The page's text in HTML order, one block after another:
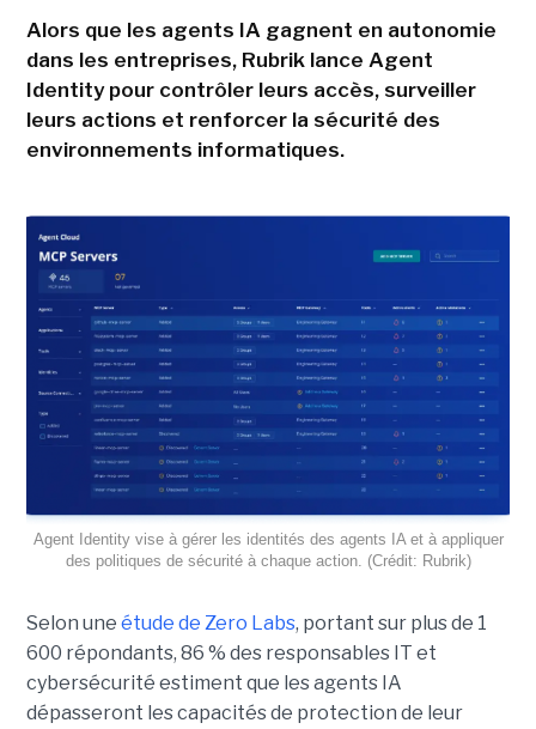
Alors que les agents IA gagnent en autonomie
dans les entreprises, Rubrik lance Agent
Identity pour contrôler leurs accès, surveiller
leurs actions et renforcer la sécurité des
environnements informatiques.
Agent Identity vise à gérer les identités des agents IA et à appliquer
des politiques de sécurité à chaque action. (Crédit: Rubrik)
Selon une étude de Zero Labs, portant sur plus de 1
600 répondants, 86 % des responsables IT et
cybersécurité estiment que les agents IA
dépasseront les capacités de protection de leur